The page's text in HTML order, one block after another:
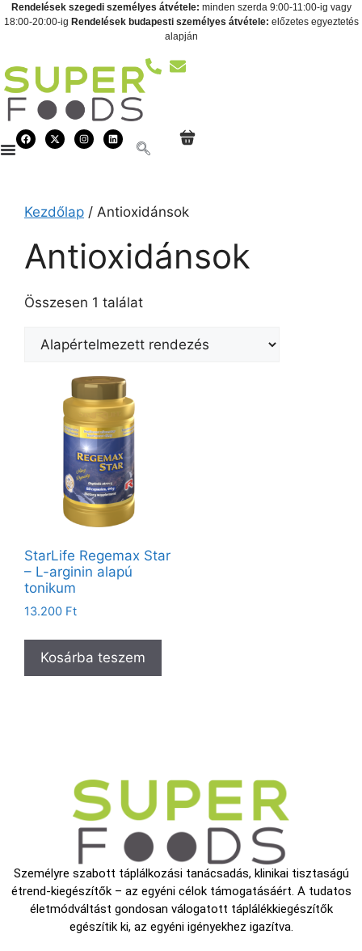
Rendelések szegedi személyes átvétele: minden szerda 9:00-11:00-ig vagy
18:00-20:00-ig Rendelések budapesti személyes átvétele: előzetes egyeztetés
alapján
Kezdőlap / Antioxidánsok
Antioxidánsok
Összesen 1 találat
StarLife Regemax Star
– L-arginin alapú
tonikum
13.200 Ft
Kosárba teszem
Személyre szabott táplálkozási tanácsadás, klinikai tisztaságú
étrend-kiegészítők – az egyéni célok támogatásáért. A tudatos
életmódváltást gondosan válogatott táplálékkiegészítők
egészítik ki, az egyéni igényekhez igazítva.